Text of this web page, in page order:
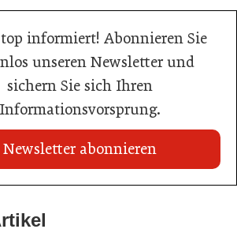
informiert! Abonnieren Sie
unseren Newsletter und
sichern Sie sich Ihren
Informationsvorsprung.
Newsletter abonnieren